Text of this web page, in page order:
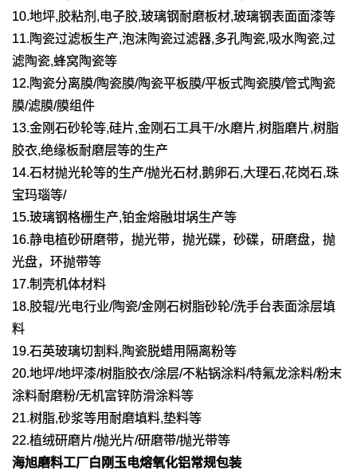
10.地坪,胶粘剂,电子胶,玻璃钢耐磨板材,玻璃钢表面面漆等
11.陶瓷过滤板生产,泡沫陶瓷过滤器,多孔陶瓷,吸水陶瓷,过
滤陶瓷,蜂窝陶瓷等
12.陶瓷分离膜/陶瓷膜/陶瓷平板膜/平板式陶瓷膜/管式陶瓷
膜/滤膜/膜组件
13.金刚石砂轮等,硅片,金刚石工具干/水磨片,树脂磨片,树脂
胶衣,绝缘板耐磨层等的生产
14.石材抛光轮等的生产/抛光石材,鹅卵石,大理石,花岗石,珠
宝玛瑙等/
15.玻璃钢格栅生产,铂金熔融坩埚生产等
16.静电植砂研磨带，抛光带，抛光碟，砂碟，研磨盘，抛
光盘，环抛带等
17.制壳机体材料
18.胶辊/光电行业/陶瓷/金刚石树脂砂轮/洗手台表面涂层填
料
19.石英玻璃切割料,陶瓷脱蜡用隔离粉等
20.地坪/地坪漆/树脂胶衣/涂层/不粘锅涂料/特氟龙涂料/粉末
涂料耐磨粉/无机富锌防滑涂料等
21.树脂,砂浆等用耐磨填料,垫料等
22.植绒研磨片/抛光片/研磨带/抛光带等
海旭磨料工厂白刚玉电熔氧化铝常规包装